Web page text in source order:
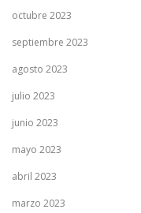
octubre 2023
septiembre 2023
agosto 2023
julio 2023
junio 2023
mayo 2023
abril 2023
marzo 2023